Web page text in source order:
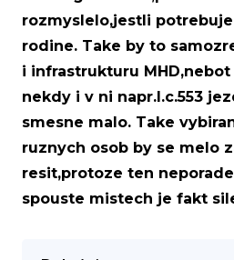
rozmyslelo,jestli
rodine. Take by to
i infrastrukturu
nekdy i v ni napr.l.c.553
smesne malo. Take
ruznych osob by se melo
resit,protoze ten
spouste mistech je fakt